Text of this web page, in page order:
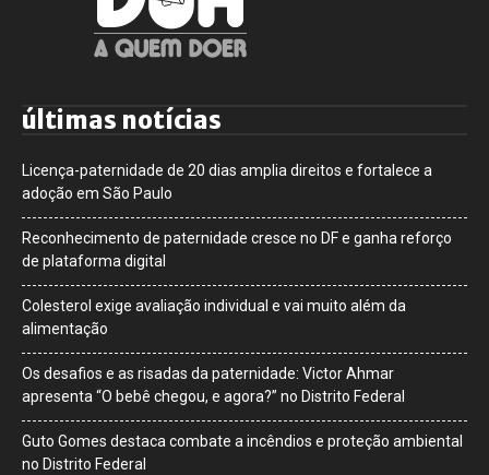
últimas notícias
Licença-paternidade de 20 dias amplia direitos e fortalece a
adoção em São Paulo
Reconhecimento de paternidade cresce no DF e ganha reforço
de plataforma digital
Colesterol exige avaliação individual e vai muito além da
alimentação
Os desafios e as risadas da paternidade: Victor Ahmar
apresenta “O bebê chegou, e agora?” no Distrito Federal
Guto Gomes destaca combate a incêndios e proteção ambiental
no Distrito Federal